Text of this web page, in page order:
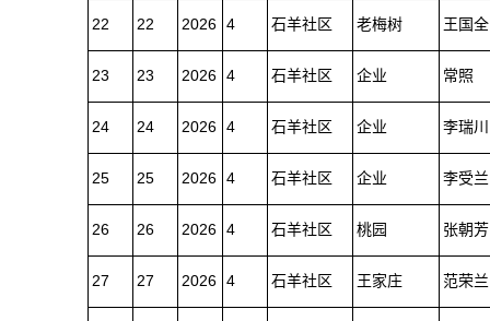
22 22 2026 4 石羊社区 老梅树 王国全
23 23 2026 4 石羊社区 企业 常照
24 24 2026 4 石羊社区 企业 李瑞川
25 25 2026 4 石羊社区 企业 李受兰
26 26 2026 4 石羊社区 桃园 张朝芳
27 27 2026 4 石羊社区 王家庄 范荣兰